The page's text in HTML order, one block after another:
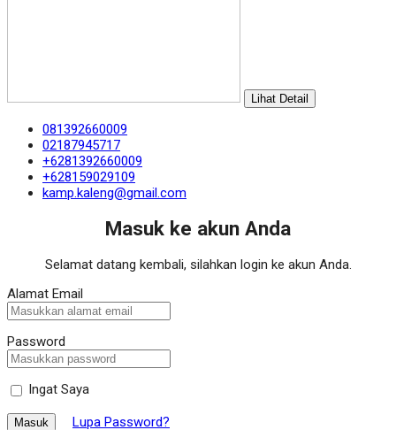
Lihat Detail
081392660009
02187945717
+6281392660009
+628159029109
kamp.kaleng@gmail.com
Masuk ke akun Anda
Selamat datang kembali, silahkan login ke akun Anda.
Alamat Email
Password
Ingat Saya
Masuk Lupa Password?